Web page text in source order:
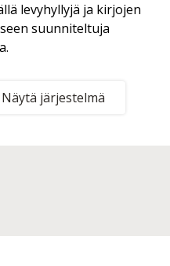
levyhyllyjä ja kirjojen
suunniteltuja
Näytä järjestelmä